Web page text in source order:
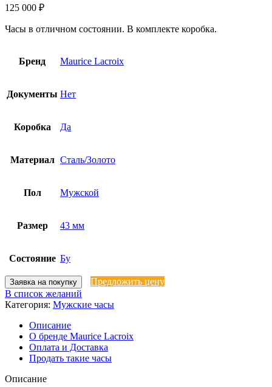
125 000 ₽
Часы в отличном состоянии. В комплекте коробка.
Бренд Maurice Lacroix
Документы Нет
Коробка Да
Материал Сталь/Золото
Пол Мужской
Размер 43 мм
Состояние Бу
Заявка на покупку
Предложить цену
В список желаний
Категория: Мужские часы
Описание
О бренде Maurice Lacroix
Оплата и Доставка
Продать такие часы
Описание